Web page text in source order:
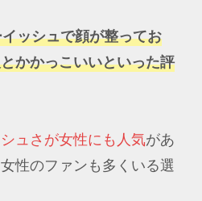
ッシュで顔が整ってお
かかっこいいといった評
ュさが女性にも人気があ
性のファンも多くいる選